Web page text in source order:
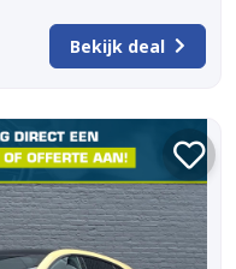
Bekijk deal